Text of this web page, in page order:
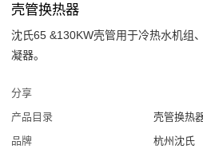
壳管换热器
沈氏65 &130KW壳管用于冷热水机组
凝器。
分享
产品目录
壳管换热
品牌
杭州沈氏